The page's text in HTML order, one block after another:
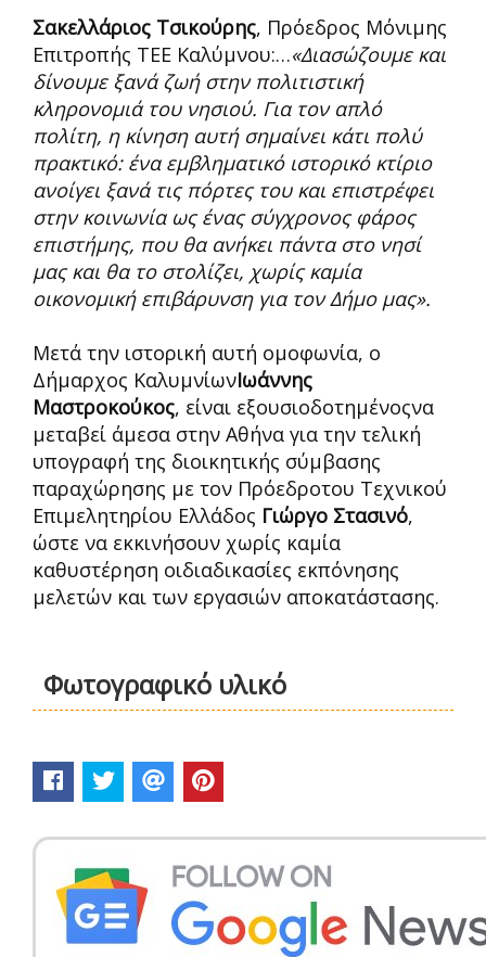
Σακελλάριος Τσικούρης, Πρόεδρος Μόνιμης
Επιτροπής ΤΕΕ Καλύμνου:…«Διασώζουμε και
δίνουμε ξανά ζωή στην πολιτιστική
κληρονομιά του νησιού. Για τον απλό
πολίτη, η κίνηση αυτή σημαίνει κάτι πολύ
πρακτικό: ένα εμβληματικό ιστορικό κτίριο
ανοίγει ξανά τις πόρτες του και επιστρέφει
στην κοινωνία ως ένας σύγχρονος φάρος
επιστήμης, που θα ανήκει πάντα στο νησί
μας και θα το στολίζει, χωρίς καμία
οικονομική επιβάρυνση για τον Δήμο μας».
Μετά την ιστορική αυτή ομοφωνία, ο
Δήμαρχος ΚαλυμνίωνΙωάννης
Μαστροκούκος, είναι εξουσιοδοτημένοςνα
μεταβεί άμεσα στην Αθήνα για την τελική
υπογραφή της διοικητικής σύμβασης
παραχώρησης με τον Πρόεδροτου Τεχνικού
Επιμελητηρίου Ελλάδος Γιώργο Στασινό,
ώστε να εκκινήσουν χωρίς καμία
καθυστέρηση οιδιαδικασίες εκπόνησης
μελετών και των εργασιών αποκατάστασης.
Φωτογραφικό υλικό